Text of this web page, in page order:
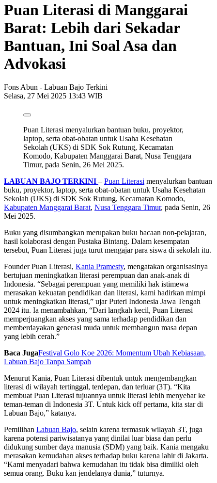
Puan Literasi di Manggarai
Barat: Lebih dari Sekadar
Bantuan, Ini Soal Asa dan
Advokasi
Fons Abun - Labuan Bajo Terkini
Selasa, 27 Mei 2025 13:43 WIB
Puan Literasi menyalurkan bantuan buku, proyektor,
laptop, serta obat-obatan untuk Usaha Kesehatan
Sekolah (UKS) di SDK Sok Rutung, Kecamatan
Komodo, Kabupaten Manggarai Barat, Nusa Tenggara
Timur, pada Senin, 26 Mei 2025.
LABUAN BAJO TERKINI – Puan Literasi menyalurkan bantuan
buku, proyektor, laptop, serta obat-obatan untuk Usaha Kesehatan
Sekolah (UKS) di SDK Sok Rutung, Kecamatan Komodo,
Kabupaten Manggarai Barat, Nusa Tenggara Timur, pada Senin, 26
Mei 2025.
Buku yang disumbangkan merupakan buku bacaan non-pelajaran,
hasil kolaborasi dengan Pustaka Bintang. Dalam kesempatan
tersebut, Puan Literasi juga turut mengajar para siswa di sekolah itu.
Founder Puan Literasi, Kania Pramesty, mengatakan organisasinya
bertujuan meningkatkan literasi perempuan dan anak-anak di
Indonesia. “Sebagai perempuan yang memiliki hak istimewa
merasakan kekuatan pendidikan dan literasi, kami hadirkan mimpi
untuk meningkatkan literasi,” ujar Puteri Indonesia Jawa Tengah
2024 itu. Ia menambahkan, “Dari langkah kecil, Puan Literasi
memperjuangkan akses yang sama terhadap pendidikan dan
memberdayakan generasi muda untuk membangun masa depan
yang lebih cerah.”
Baca JugaFestival Golo Koe 2026: Momentum Ubah Kebiasaan,
Labuan Bajo Tanpa Sampah
Menurut Kania, Puan Literasi dibentuk untuk mengembangkan
literasi di wilayah tertinggal, terdepan, dan terluar (3T). “Kita
membuat Puan Literasi tujuannya untuk literasi lebih menyebar ke
teman-teman di Indonesia 3T. Untuk kick off pertama, kita star di
Labuan Bajo,” katanya.
Pemilihan Labuan Bajo, selain karena termasuk wilayah 3T, juga
karena potensi pariwisatanya yang dinilai luar biasa dan perlu
didukung sumber daya manusia (SDM) yang baik. Kania mengaku
merasakan kemudahan akses terhadap buku karena lahir di Jakarta.
“Kami menyadari bahwa kemudahan itu tidak bisa dimiliki oleh
semua orang. Buku kan jendelanya dunia,” tuturnya.